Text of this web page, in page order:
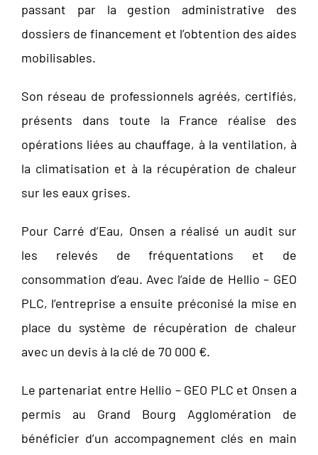
passant par la gestion administrative des
dossiers de financement et l’obtention des aides
mobilisables.
Son réseau de professionnels agréés, certifiés,
présents dans toute la France réalise des
opérations liées au chauffage, à la ventilation, à
la climatisation et à la récupération de chaleur
sur les eaux grises.
Pour Carré d’Eau, Onsen a réalisé un audit sur
les relevés de fréquentations et de
consommation d’eau. Avec l’aide de Hellio – GEO
PLC, l’entreprise a ensuite préconisé la mise en
place du système de récupération de chaleur
avec un devis à la clé de 70 000 €.
Le partenariat entre Hellio – GEO PLC et Onsen a
permis au Grand Bourg Agglomération de
bénéficier d’un accompagnement clés en main